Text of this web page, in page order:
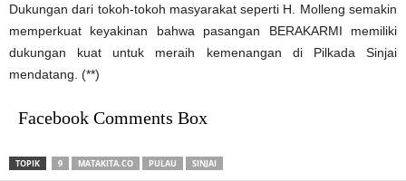
Dukungan dari tokoh-tokoh masyarakat seperti H. Molleng semakin
memperkuat keyakinan bahwa pasangan BERAKARMI memiliki
dukungan kuat untuk meraih kemenangan di Pilkada Sinjai
mendatang. (**)
Facebook Comments Box
TOPIK 9 MATAKITA.CO PULAU SINJAI